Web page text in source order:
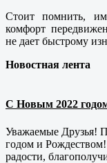
Стоит помнить,
комфорт
не дает быстрому
Новостная лента
С Новым 2022
Уважаемые Друзья!
годом и
радости,